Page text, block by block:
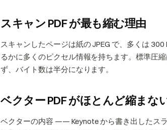
スキャン PDF が最も縮む理由
スキャンしたページは紙の JPEG で、多くは
るかに多くのピクセル情報を持ちます。標準圧
ず、バイト数は半分になります。
ベクター PDF がほとんど縮まな
ベクターの内容 —— Keynote から書き出したス